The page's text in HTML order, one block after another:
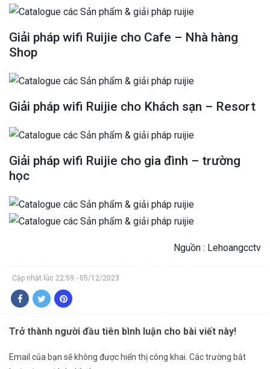
Giải pháp wifi Ruijie cho Cafe – Nhà hàng
Shop
Giải pháp wifi Ruijie cho Khách sạn – Resort
Giải pháp wifi Ruijie cho gia đình – trường
học
Nguồn : Lehoangcctv
Cập nhật lúc 22:59 - 05/12/2023
Trở thành người đầu tiên bình luận cho bài viết này!
Email của bạn sẽ không được hiển thị công khai. Các trường bắt